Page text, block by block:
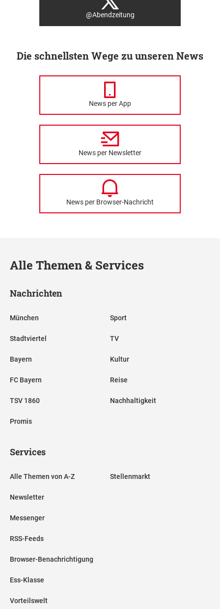
@Abendzeitung
Die schnellsten Wege zu unseren News
News per App
News per Newsletter
News per Browser-Nachricht
Alle Themen & Services
Nachrichten
München
Stadtviertel
Bayern
FC Bayern
TSV 1860
Promis
Sport
TV
Kultur
Reise
Nachhaltigkeit
Services
Alle Themen von A-Z
Newsletter
Messenger
RSS-Feeds
Browser-Benachrichtigung
Ess-Klasse
Vorteilswelt
Stellenmarkt